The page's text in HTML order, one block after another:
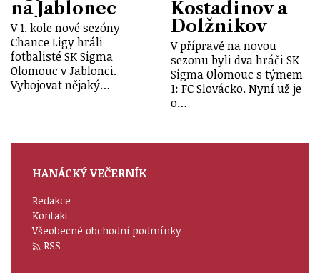
na Jablonec
V 1. kole nové sezóny
Chance Ligy hráli
fotbalisté SK Sigma
Olomouc v Jablonci.
Vybojovat nějaký…
Kostadinov a
Dolžnikov
V přípravě na novou
sezonu byli dva hráči SK
Sigma Olomouc s týmem
1: FC Slovácko. Nyní už je
o…
HANÁCKÝ VEČERNÍK
Redakce
Kontakt
Všeobecné obchodní podmínky
RSS